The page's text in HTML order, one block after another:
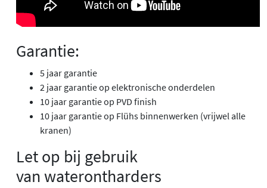
Garantie:
5 jaar garantie
2 jaar garantie op elektronische onderdelen
10 jaar garantie op PVD finish
10 jaar garantie op Flühs binnenwerken (vrijwel alle
kranen)
Let op bij gebruik
van waterontharders